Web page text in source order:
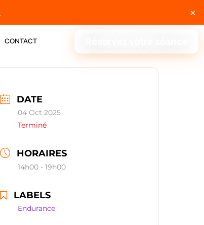
×
contact
DATE
04 Oct 2025
Terminé
HORAIRES
14h00 - 19h00
LABELS
Endurance